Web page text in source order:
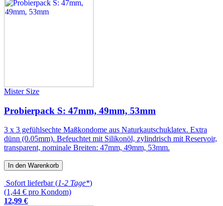
Mister Size
Probierpack S: 47mm, 49mm, 53mm
3 x 3 gefühlsechte Maßkondome aus Naturkautschuklatex. Extra
dünn (0.05mm). Befeuchtet mit Silikonöl, zylindrisch mit Reservoir,
transparent, nominale Breiten: 47mm, 49mm, 53mm.
In den Warenkorb
Sofort lieferbar (1-2 Tage*)
(1,44 € pro Kondom)
12,99 €